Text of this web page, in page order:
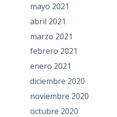
mayo 2021
abril 2021
marzo 2021
febrero 2021
enero 2021
diciembre 2020
noviembre 2020
octubre 2020